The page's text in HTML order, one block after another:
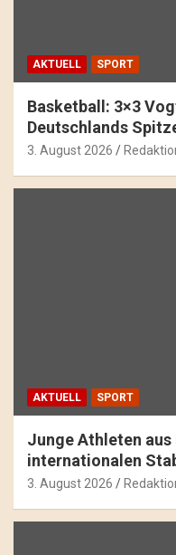
AKTUELL SPORT
Basketball: 3×3
Deutschlands
3. August 2026
AKTUELL SPORT
Junge Athleten aus
internationalen
3. August 2026